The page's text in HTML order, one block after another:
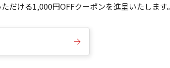
ける1,000円OFFクーポンを進呈いたします。